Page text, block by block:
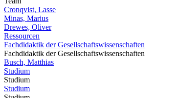
Cronqvist, Lasse
Minas, Marius
Drewes, Oliver
Ressourcen
Fachdidaktik der Gesellschaftswissenschaften
Fachdidaktik der Gesellschaftswissenschaften
Busch, Matthias
Studium
Studium
Studium